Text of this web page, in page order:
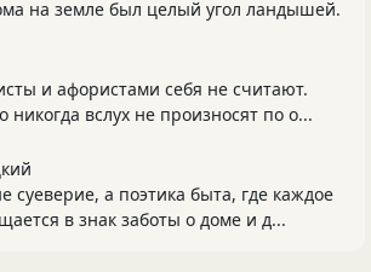
на земле был целый угол ландышей.
и афористами себя не считают.
никогда вслух не произносят по о...
а поэтика быта, где каждое
в знак заботы о доме и д...